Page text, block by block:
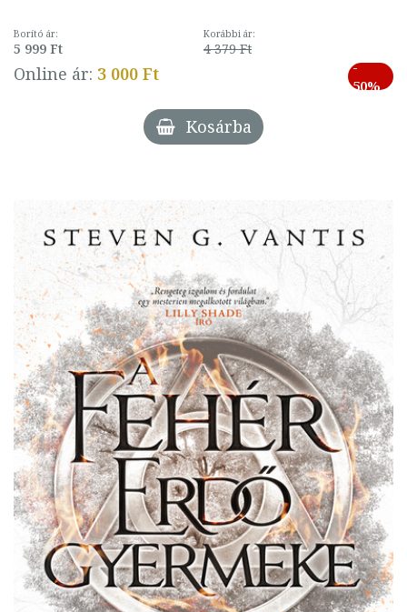
Borító ár:
5 999 Ft
Korábbi ár:
4 379 Ft
Online ár: 3 000 Ft
-
50%
Kosárba